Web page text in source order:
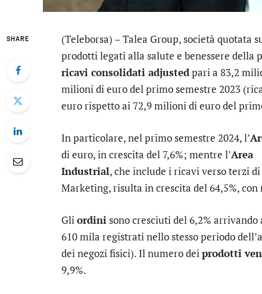
SHARE (Teleborsa) –Talea Group, società quotata
prodotti legati alla salute e benessere della
ricavi consolidati adjustedpari a 83,2
milioni di euro del primo semestre 2023
euro rispetto ai 72,9 milioni di euro del
In particolare, nel primo semestre 2024, l’
di euro, in crescita del 7,6%; mentre l’Area
Industrial, che include i ricavi verso terzi
Marketing, risulta in crescita del 64,5%,
Gliordinisono cresciuti del 6,2%
610 mila registrati nello stesso periodo
dei negozi fisici). Il numero deiprodotti
9,9%.